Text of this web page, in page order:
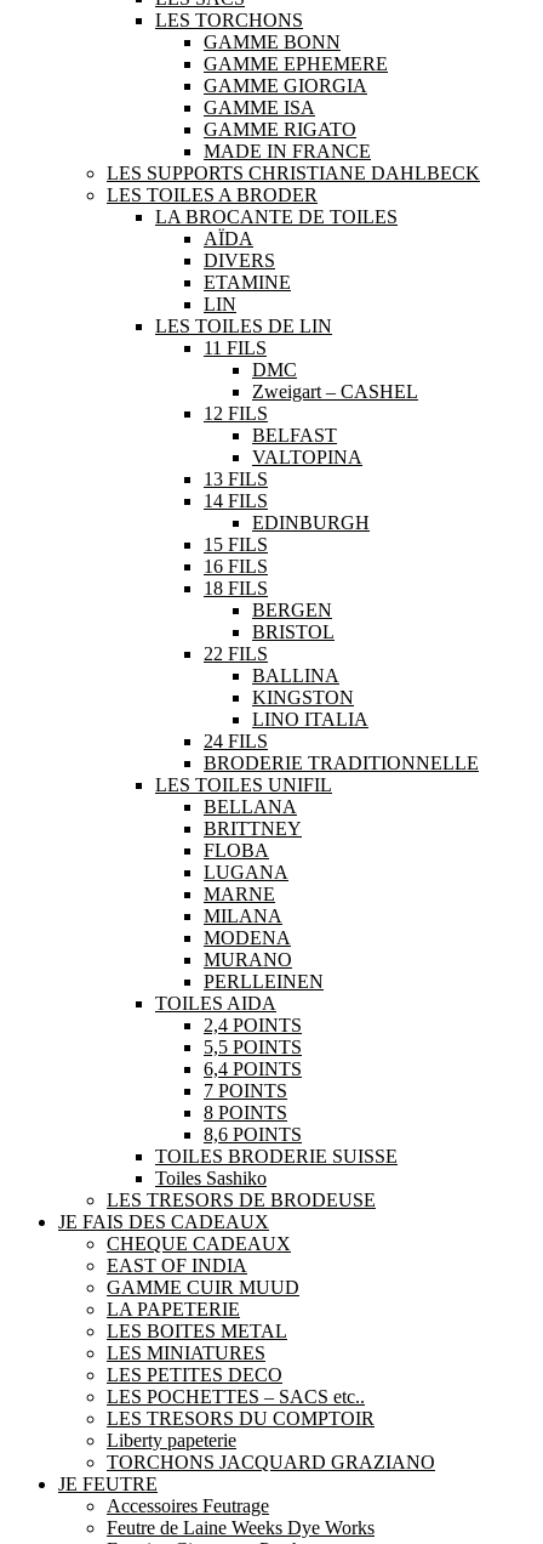
LES TORCHONS
GAMME BONN
GAMME EPHEMERE
GAMME GIORGIA
GAMME ISA
GAMME RIGATO
MADE IN FRANCE
LES SUPPORTS CHRISTIANE DAHLBECK
LES TOILES A BRODER
LA BROCANTE DE TOILES
AÏDA
DIVERS
ETAMINE
LIN
LES TOILES DE LIN
11 FILS
DMC
Zweigart – CASHEL
12 FILS
BELFAST
VALTOPINA
13 FILS
14 FILS
EDINBURGH
15 FILS
16 FILS
18 FILS
BERGEN
BRISTOL
22 FILS
BALLINA
KINGSTON
LINO ITALIA
24 FILS
BRODERIE TRADITIONNELLE
LES TOILES UNIFIL
BELLANA
BRITTNEY
FLOBA
LUGANA
MARNE
MILANA
MODENA
MURANO
PERLLEINEN
TOILES AIDA
2,4 POINTS
5,5 POINTS
6,4 POINTS
7 POINTS
8 POINTS
8,6 POINTS
TOILES BRODERIE SUISSE
Toiles Sashiko
LES TRESORS DE BRODEUSE
JE FAIS DES CADEAUX
CHEQUE CADEAUX
EAST OF INDIA
GAMME CUIR MUUD
LA PAPETERIE
LES BOITES METAL
LES MINIATURES
LES PETITES DECO
LES POCHETTES – SACS etc..
LES TRESORS DU COMPTOIR
Liberty papeterie
TORCHONS JACQUARD GRAZIANO
JE FEUTRE
Accessoires Feutrage
Feutre de Laine Weeks Dye Works